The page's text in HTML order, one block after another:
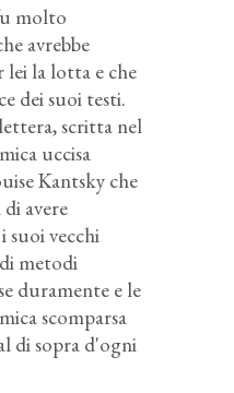
molto
avrebbe
la lotta e che
dei suoi testi.
scritta nel
uccisa
Kantsky che
di avere
vecchi
metodi
duramente e le
scomparsa
di sopra d'ogni